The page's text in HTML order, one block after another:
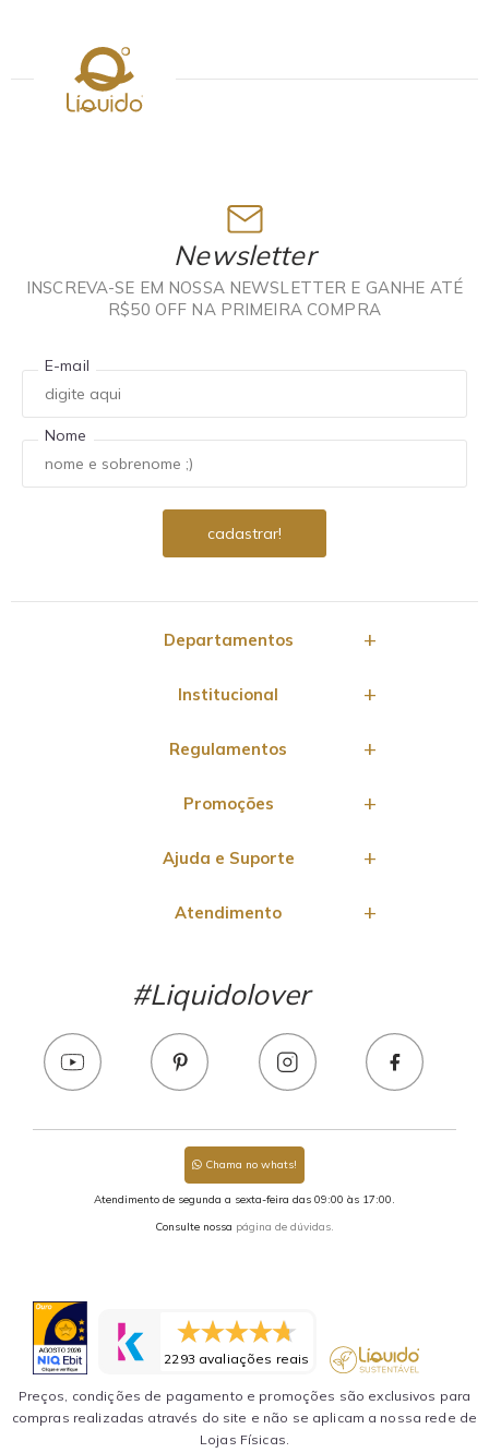
Newsletter
INSCREVA-SE EM NOSSA NEWSLETTER E GANHE ATÉ
R$50 OFF NA PRIMEIRA COMPRA
E-mail
Nome
Departamentos
Institucional
Regulamentos
Promoções
Ajuda e Suporte
Atendimento
#Liquidolover
Chama no whats!
Atendimento de segunda a sexta-feira das 09:00 às 17:00.
Consulte nossa página de dúvidas.
2293 avaliações reais
Preços, condições de pagamento e promoções são exclusivos para
compras realizadas através do site e não se aplicam a nossa rede de
Lojas Físicas.